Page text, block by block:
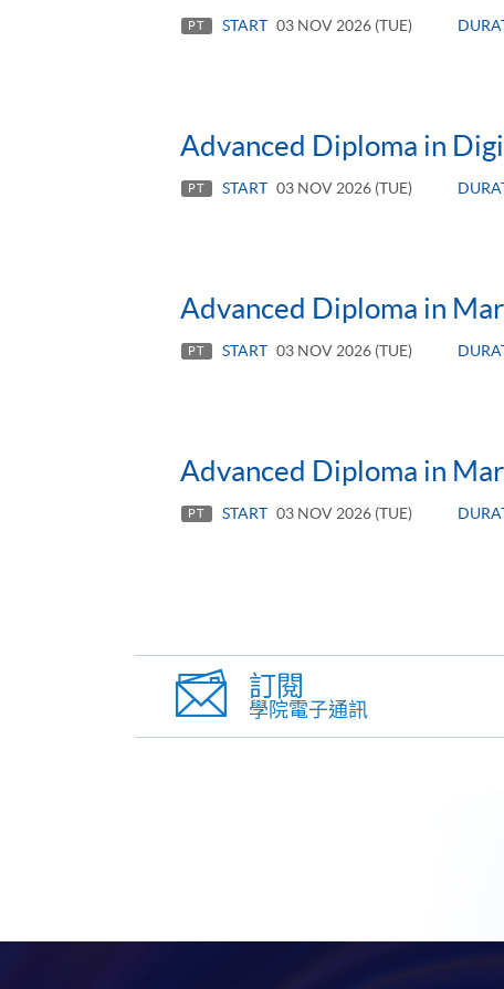
PT START 03 NOV 2026 (TUE)
Advanced Diploma in
PT START 03 NOV 2026 (TUE)
Advanced Diploma in
PT START 03 NOV 2026 (TUE)
Advanced Diploma in
PT START 03 NOV 2026 (TUE)
訂閱
學院電子通訊